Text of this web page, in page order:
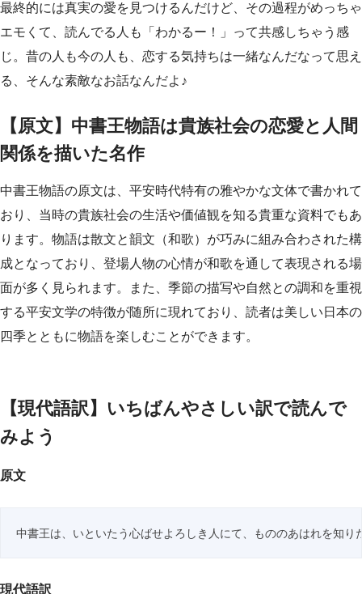
最終的には真実の愛を見つけるんだけど、その過程がめっちゃ
エモくて、読んでる人も「わかるー！」って共感しちゃう感
じ。昔の人も今の人も、恋する気持ちは一緒なんだなって思え
る、そんな素敵なお話なんだよ♪
【原文】中書王物語は貴族社会の恋愛と人間
関係を描いた名作
中書王物語の原文は、平安時代特有の雅やかな文体で書かれて
おり、当時の貴族社会の生活や価値観を知る貴重な資料でもあ
ります。物語は散文と韻文（和歌）が巧みに組み合わされた構
成となっており、登場人物の心情が和歌を通して表現される場
面が多く見られます。また、季節の描写や自然との調和を重視
する平安文学の特徴が随所に現れており、読者は美しい日本の
四季とともに物語を楽しむことができます。
【現代語訳】いちばんやさしい訳で読んで
みよう
原文
中書王は、いといたう心ばせよろしき人にて、もののあはれを知
現代語訳